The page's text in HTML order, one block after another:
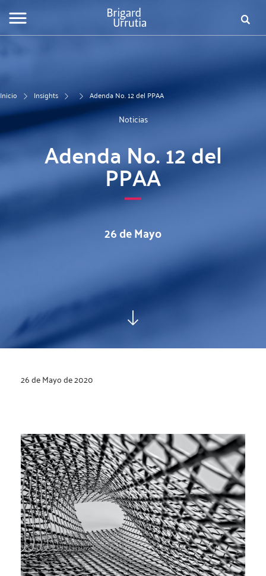
de
Inicio Insights Adenda No. 12 del PPAA
Noticias
Adenda No. 12 del
PPAA
26 de Mayo
26 de Mayo de 2020